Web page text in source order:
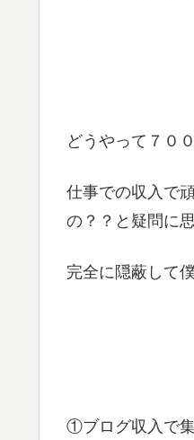
どうやって７０
仕事での収入で
の？？と疑問に
完全に隠蔽して
①ブログ収入で